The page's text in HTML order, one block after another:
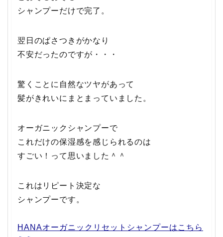
シャンプーだけで完了。
翌日のぱさつきがかなり
不安だったのですが・・・
驚くことに自然なツヤがあって
髪がきれいにまとまっていました。
オーガニックシャンプーで
これだけの保湿感を感じられるのは
すごい！って思いました＾＾
これはリピート決定な
シャンプーです。
HANAオーガニックリセットシャンプーはこちら